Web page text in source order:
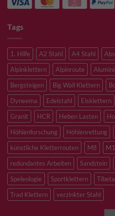
Tags
1. Hilfe A2 Stahl A4 Stahl
Alpinklettern
Alpinroute
Bergsteigen
Big Wall Klettern
Dyneema
Edelstahl Eisklettern
Granit
HCR Heben Lasten
Höhlenforschung
Höhlenrettung
künstliche Kletterrouten
M8
redundantes Arbeiten
Sandstein
Speleologie
Sportklettern
Trad Klettern
verzinkter Stahl